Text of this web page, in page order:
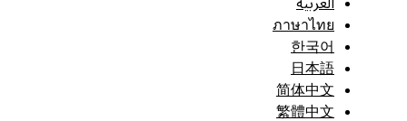
ภาษาไทย
한국어
日本語
简体中文
繁體中文